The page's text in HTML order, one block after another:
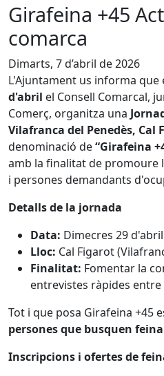
Girafeina +45
comarca
Dimarts, 7 d’abril de 2026
L'Ajuntament us informa que
d'abril el Consell Comarcal,
Comerç, organitza una
Vilafranca del Penedès, Cal
denominació de“Girafeina
amb la finalitat de promoure
i persones demandants
Detalls de la jornada
Data: Dimecres 29
Lloc: Cal Figarot
Finalitat: Fomentar la
entrevistes ràpides
Tot i que posa Girafeina +45
persones que busquen feina
Inscripcions i ofertes de